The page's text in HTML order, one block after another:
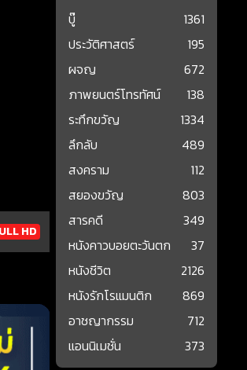
HD
บู๊
1361
ประวัติศาสตร์
195
ผจญ
672
ภาพยนตร์โทรทัศน์
138
ระทึกขวัญ
1334
ลึกลับ
489
สงคราม
112
สยองขวัญ
803
สารคดี
349
หนังคาวบอยตะวันตก
37
หนังชีวิต
2126
หนังรักโรแมนติก
869
อาชญากรรม
712
แอนนิเมชั่น
373